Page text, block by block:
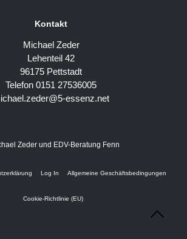
Kontakt
Michael Zeder
Lehenteil 42
96175 Pettstadt
Telefon 0151 27536005
essenz.net
Zeder und EDV-Beratung Fenn
Log In Allgemeine Geschäftsbedingungen
Cookie-Richtlinie (EU)